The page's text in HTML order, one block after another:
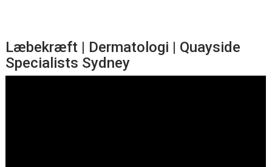
Læbekræft | Dermatologi | Quayside
Specialists Sydney